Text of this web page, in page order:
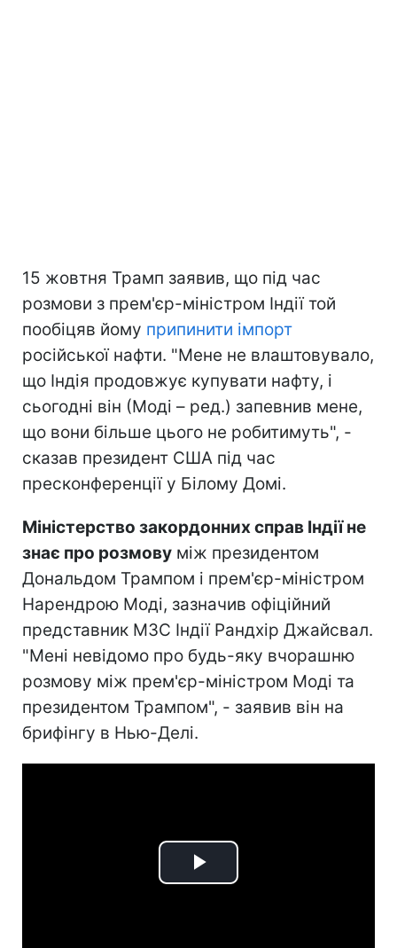
15 жовтня Трамп заявив, що під час
розмови з прем'єр-міністром Індії той
пообіцяв йому припинити імпорт
російської нафти. "Мене не влаштовувало,
що Індія продовжує купувати нафту, і
сьогодні він (Моді – ред.) запевнив мене,
що вони більше цього не робитимуть", -
сказав президент США під час
пресконференції у Білому Домі.
Міністерство закордонних справ Індії не
знає про розмову між президентом
Дональдом Трампом і прем'єр-міністром
Нарендрою Моді, зазначив офіційний
представник МЗС Індії Рандхір Джайсвал.
"Мені невідомо про будь-яку вчорашню
розмову між прем'єр-міністром Моді та
президентом Трампом", - заявив він на
брифінгу в Нью-Делі.
Play